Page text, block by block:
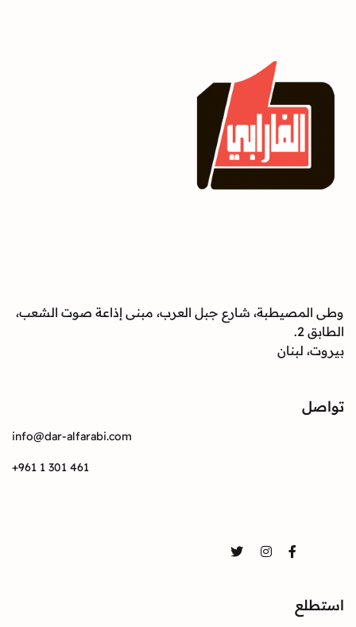
وطى المصيطبة، شارع جبل العرب، مبنى إذاعة صوت الشعب،
الطابق 2.
بيروت، لبنان
تواصل
info@dar-alfarabi.com
+961 1 301 461
Facebook
Instagram
Twitter
استطلع